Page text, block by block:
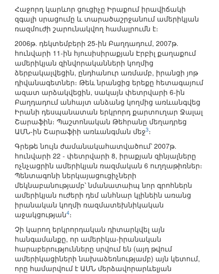
Հաջորդ կարևոր ցուցիչը Իրաքում իրավիճակի
զգալի սրացումը և տարածաշրջանում ամերիկյան
ռազմուժի շարունակվող համալրումն է։
2006թ. դեկտեմբերի 25-ին Բաղդադում, 2007թ.
հունվարի 11-ին հյուսիսիրաքյան Էրբիլ քաղաքում
ամերիկյան զինվորականների կողմից
ձերբակալվեցին, ընդհանուր առմամբ, իրանցի յոթ
դիվանագետներ։ Թեև նրանցից երեքը հետագայում
ազատ արձակվեցին, սակայն փետրվարի 6-ին
Բաղդադում անհայտ անձանց կողմից առևանգվեց
Իրանի դեսպանատան երկրորդ քարտուղար Ջալալ
Շարաֆին։ Պաշտոնական Թեհրանը մեղադրեց
ԱՄՆ-ին Շարաֆիի առևանգման մեջ3։
Գրեթե նույն ժամանակահատվածում՝ 2007թ.
հունվարի 22 - փետրվարի 8, իրաքյան զինյալները
ոչնչացրին ամերիկյան ռազմական 6 ուղղաթիռներ։
Պենտագոնի ներկայացուցիչների
մեկնաբանությամբ՝ նմանատաիպ նոր գրոհներն
ամերիկյան ուժերի դեմ անհնար կլինեին առանց
իրանական կողմի ռազմատեխնիկական
աջակցության4։
Չի կարող երկրորդական դիտարկվել այն
հանգամանքը, որ ամերիկա-իրանական
հարաբերությունները սրվում են (այդ թվում
ամերիկացիների նախաձեռնությամբ) այն կետում,
որը համարվում է ԱՄՆ մերձավորարևելյան